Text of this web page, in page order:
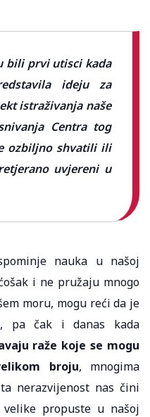
bili prvi utisci kada
ideju za
istraživanja naše
Centra tog
ozbiljno shvatili ili
uvjereni u
nauka u našoj
i ne pružaju mnogo
moru, mogu reći da je
pa čak i danas kada
raže koje se mogu
broju, mnogima
nerazvijenost nas čini
propuste u našoj